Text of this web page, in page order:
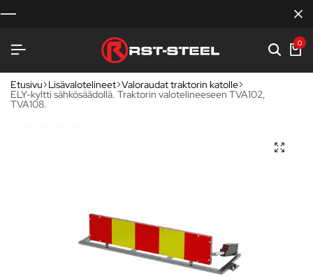
0
Etusivu Lisävalotelineet Valoraudat traktorin katolle
ELY-kyltti sähkösäädollä. Traktorin valotelineeseen TVA102,
TVA108.